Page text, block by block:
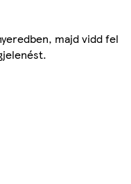
majd vidd fel